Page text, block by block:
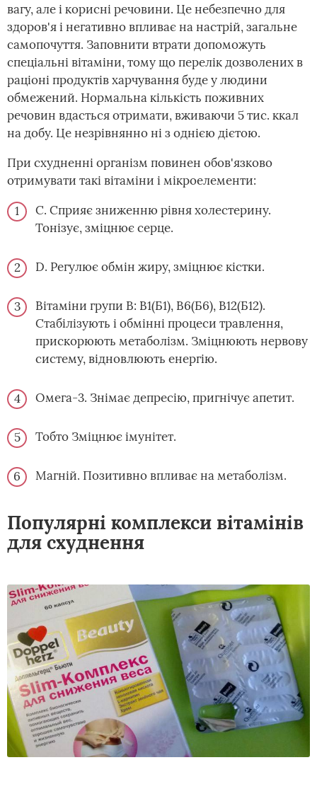
вагу, але і корисні речовини. Це небезпечно для
здоров'я і негативно впливає на настрій, загальне
самопочуття. Заповнити втрати допоможуть
спеціальні вітаміни, тому що перелік дозволених в
раціоні продуктів харчування буде у людини
обмежений. Нормальна кількість поживних
речовин вдасться отримати, вживаючи 5 тис. ккал
на добу. Це незрівнянно ні з однією дієтою.
При схудненні організм повинен обов'язково
отримувати такі вітаміни і мікроелементи:
С. Сприяє зниженню рівня холестерину.
Тонізує, зміцнює серце.
D. Регулює обмін жиру, зміцнює кістки.
Вітаміни групи В: В1(Б1), В6(Б6), В12(Б12).
Стабілізують і обмінні процеси травлення,
прискорюють метаболізм. Зміцнюють нервову
систему, відновлюють енергію.
Омега-3. Знімає депресію, пригнічує апетит.
Тобто Зміцнює імунітет.
Магній. Позитивно впливає на метаболізм.
Популярні комплекси вітамінів
для схуднення